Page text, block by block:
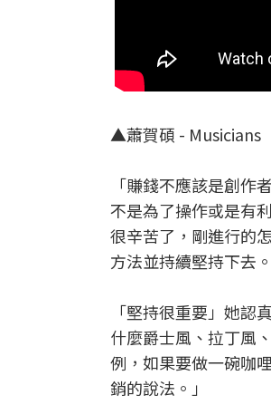
▲蕭賀碩 - Musicians
「賺錢不應該是創
不是為了操作或是有
很辛苦了，剛進行的
方法並持續堅持下去。
「堅持很重要」她
什麼爵士風、拉丁風
例，如果要做一碗咖
銷的說法。」